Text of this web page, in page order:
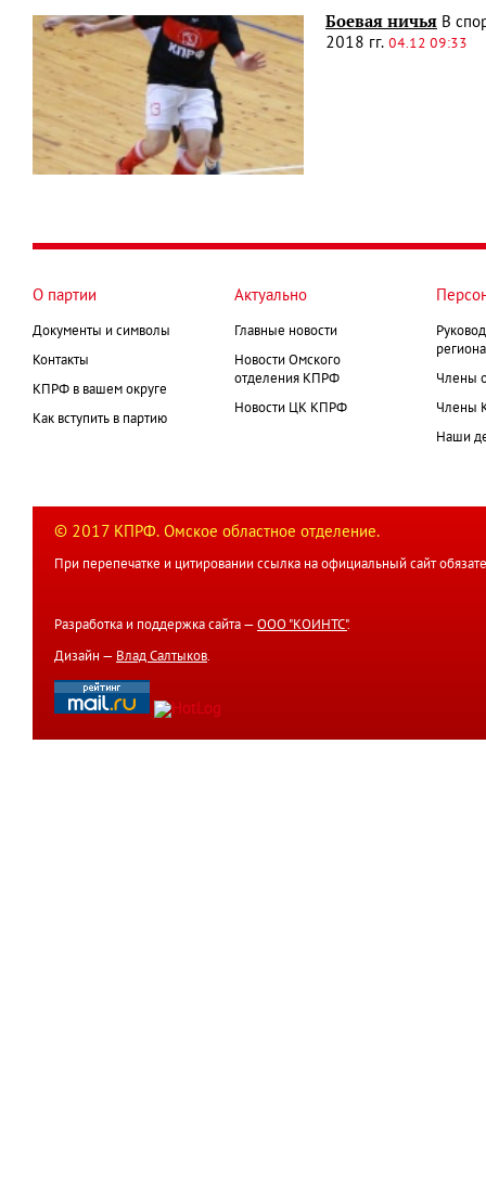
Боевая ничья В
2018 гг. 04.12 09:33
О партии
Документы и символы
Контакты
КПРФ в вашем округе
Как вступить в партию
Актуально
Главные новости
Новости Омского
отделения КПРФ
Новости ЦК КПРФ
Члены
Члены
Наши
© 2017 КПРФ. Омское областное отделение.
При перепечатке и цитировании ссылка на официальный сайт
Разработка и поддержка сайта — ООО "КОИНТС".
Дизайн — Влад Салтыков.